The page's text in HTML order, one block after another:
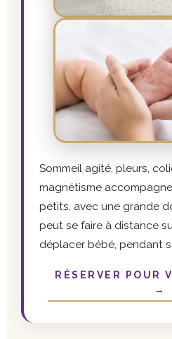
Sommeil agité, pleurs,
magnétisme
petits, avec une grande
peut se faire à distance
déplacer bébé, pendant
RÉSERVER POUR
→